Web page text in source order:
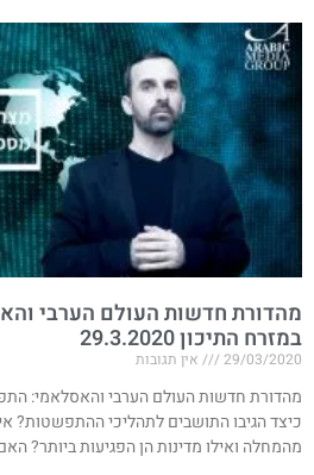
מהדורת חדשות העולם הערבי
במזרח התיכון 29.3.2020
29/03/2020 אין תגובות
מהדורת חדשות העולם הערבי והאסלאמי:
כיצד הגיבו התושבים לתהליכי ההתפשטות?
מהמחלה ואילו מדינות הן הפגיעות ביותר?